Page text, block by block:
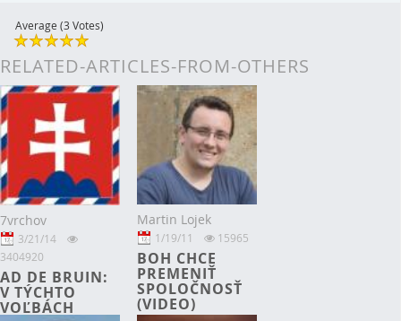
Average (3 Votes)
RELATED-ARTICLES-FROM-OTHERS
7vrchov
3/21/14
3404920
AD DE BRUIN:
V TÝCHTO
VOĽBÁCH
Martin Lojek
1/19/11 15965
BOH CHCE
PREMENIŤ
SPOLOČNOSŤ
(VIDEO)